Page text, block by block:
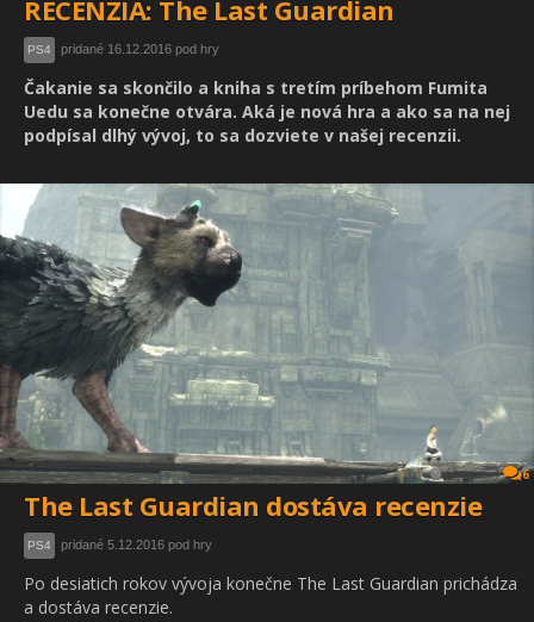
RECENZIA: The Last Guardian
PS4 pridané 16.12.2016 pod hry
Čakanie sa skončilo a kniha s tretím príbehom Fumita
Uedu sa konečne otvára. Aká je nová hra a ako sa na nej
podpísal dlhý vývoj, to sa dozviete v našej recenzii.
6
The Last Guardian dostáva recenzie
PS4 pridané 5.12.2016 pod hry
Po desiatich rokov vývoja konečne The Last Guardian prichádza
a dostáva recenzie.